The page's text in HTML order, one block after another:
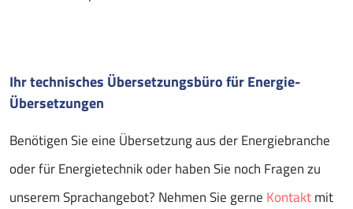
Ihr technisches Übersetzungsbüro für Energie-
Übersetzungen
Benötigen Sie eine Übersetzung aus der Energiebranche
oder für Energietechnik oder haben Sie noch Fragen zu
unserem Sprachangebot? Nehmen Sie gerne Kontaktmit